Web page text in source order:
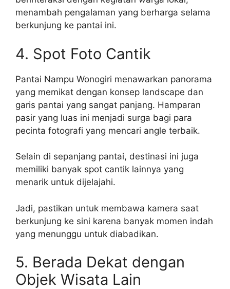
menambah pengalaman yang berharga selama
berkunjung ke pantai ini.
4. Spot Foto Cantik
Pantai Nampu Wonogiri menawarkan panorama
yang memikat dengan konsep landscape dan
garis pantai yang sangat panjang. Hamparan
pasir yang luas ini menjadi surga bagi para
pecinta fotografi yang mencari angle terbaik.
Selain di sepanjang pantai, destinasi ini juga
memiliki banyak spot cantik lainnya yang
menarik untuk dijelajahi.
Jadi, pastikan untuk membawa kamera saat
berkunjung ke sini karena banyak momen indah
yang menunggu untuk diabadikan.
5. Berada Dekat dengan
Objek Wisata Lain